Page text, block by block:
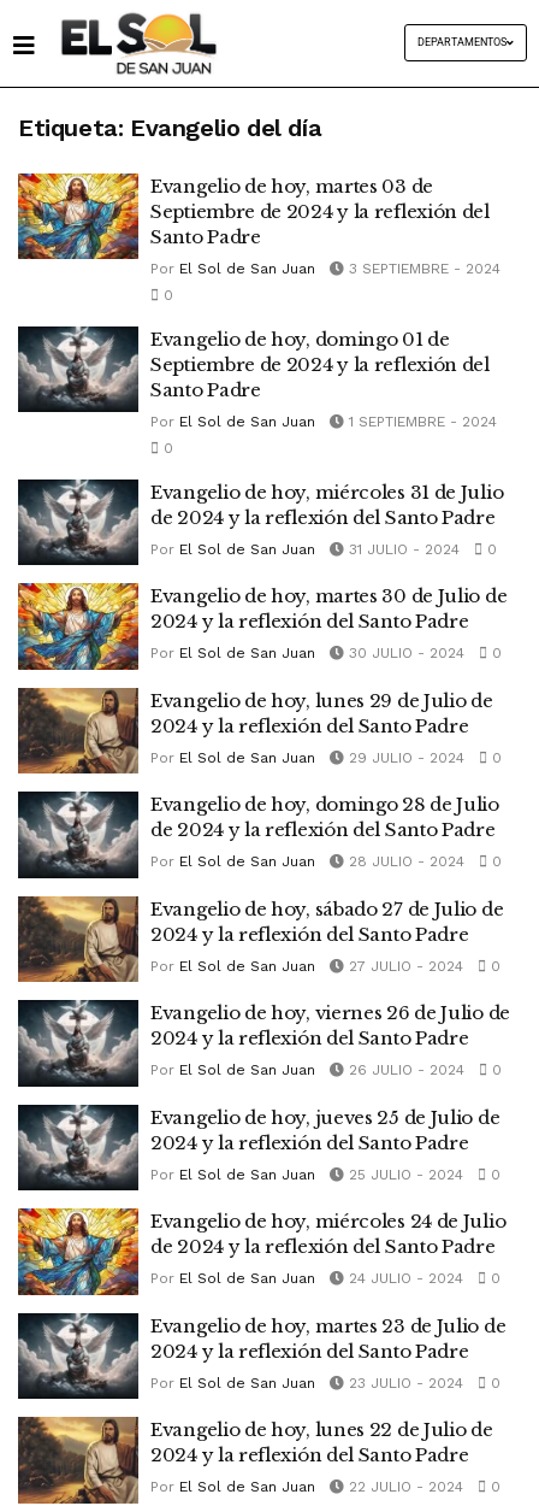
DEPARTAMENTOS
Etiqueta: Evangelio del día
Evangelio de hoy, martes 03 de
Septiembre de 2024 y la reflexión del
Santo Padre
Por El Sol de San Juan
3 SEPTIEMBRE - 2024
0
Evangelio de hoy, domingo 01 de
Septiembre de 2024 y la reflexión del
Santo Padre
Por El Sol de San Juan
1 SEPTIEMBRE - 2024
0
Evangelio de hoy, miércoles 31 de Julio
de 2024 y la reflexión del Santo Padre
Por El Sol de San Juan 31 JULIO - 2024 0
Evangelio de hoy, martes 30 de Julio de
2024 y la reflexión del Santo Padre
Por El Sol de San Juan 30 JULIO - 2024 0
Evangelio de hoy, lunes 29 de Julio de
2024 y la reflexión del Santo Padre
Por El Sol de San Juan 29 JULIO - 2024 0
Evangelio de hoy, domingo 28 de Julio
de 2024 y la reflexión del Santo Padre
Por El Sol de San Juan 28 JULIO - 2024 0
Evangelio de hoy, sábado 27 de Julio de
2024 y la reflexión del Santo Padre
Por El Sol de San Juan 27 JULIO - 2024 0
Evangelio de hoy, viernes 26 de Julio de
2024 y la reflexión del Santo Padre
Por El Sol de San Juan 26 JULIO - 2024 0
Evangelio de hoy, jueves 25 de Julio de
2024 y la reflexión del Santo Padre
Por El Sol de San Juan 25 JULIO - 2024 0
Evangelio de hoy, miércoles 24 de Julio
de 2024 y la reflexión del Santo Padre
Por El Sol de San Juan 24 JULIO - 2024 0
Evangelio de hoy, martes 23 de Julio de
2024 y la reflexión del Santo Padre
Por El Sol de San Juan 23 JULIO - 2024 0
Evangelio de hoy, lunes 22 de Julio de
2024 y la reflexión del Santo Padre
Por El Sol de San Juan 22 JULIO - 2024 0